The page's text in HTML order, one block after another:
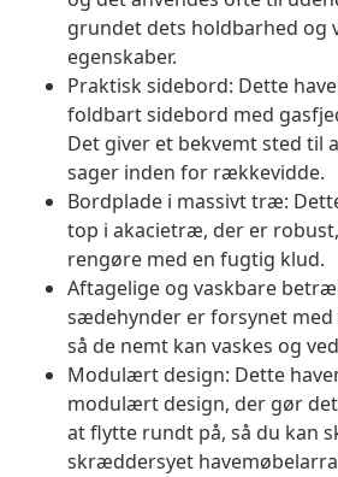
grundet dets holdbarhed og
egenskaber.
Praktisk sidebord: Dette
foldbart sidebord med
Det giver et bekvemt sted til
sager inden for rækkevidde.
Bordplade i massivt træ:
top i akacietræ, der er
rengøre med en fugtig klud.
Aftagelige og vaskbare
sædehynder er forsynet
så de nemt kan vaskes og
Modulært design: Dette
modulært design, der gør
at flytte rundt på, så du kan
skræddersyet